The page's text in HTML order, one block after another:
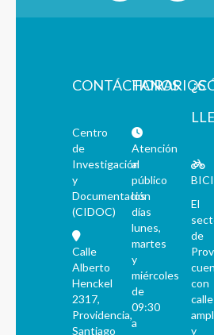
CONTÁCTANOS
Centro
de
Investigación
y
Documentación
(CIDOC)
Calle
Alberto
Henckel
2317,
Providencia,
Santiago
HORARIOS
Atención
al
público
los
días
lunes,
martes
y
miércoles
de
09:30
a
El
de
con
y